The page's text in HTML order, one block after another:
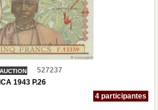
527237
1943 P.26
4 participantes